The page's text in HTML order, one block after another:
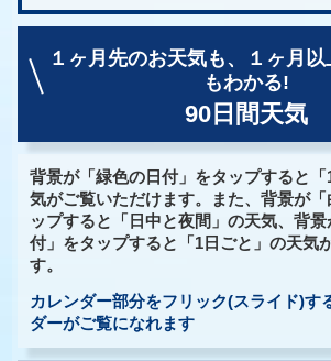
１ヶ月先のお天気も、
１ヶ月
もわかる!
90日間天気
背景が「緑色の日付」をタップすると
気がご覧いただけます。また、背景が「
ップすると「日中と夜間」の天気、背景
付」をタップすると「1日ごと」の天気
す。
カレンダー部分をフリック(スライド)す
ダーがご覧になれます